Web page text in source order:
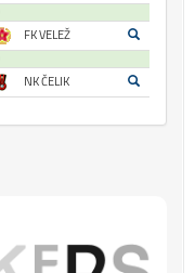
FK VELEŽ
NK ČELIK